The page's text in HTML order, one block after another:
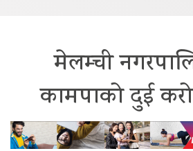
मेलम्ची
कामपाको दुई